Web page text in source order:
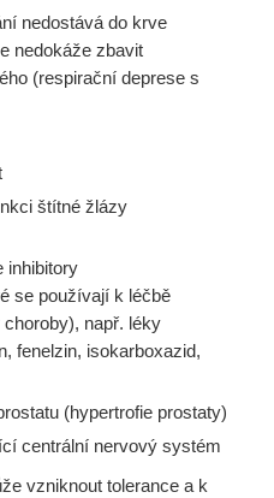
nedostává do krve
nedokáže zbavit
(respirační deprese s
štítné žlázy
inhibitory
se používají k léčbě
např. léky
fenelzin, isokarboxazid,
(hypertrofie prostaty)
centrální nervový systém
vzniknout tolerance a k